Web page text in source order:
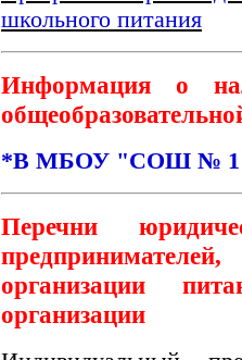
школьного питания
Информация о
*В МБОУ "СОШ № 1"
Перечни
организации
организации